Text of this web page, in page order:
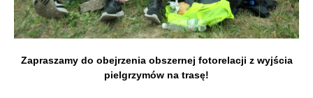
Zapraszamy do obejrzenia obszernej fotorelacji z wyjścia
pielgrzymów na trasę!